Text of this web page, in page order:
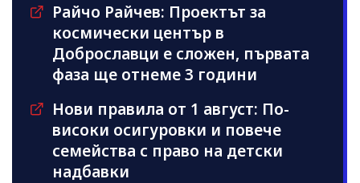
Райчо Райчев: Проектът за
космически център в
Доброславци е сложен, първата
фаза ще отнеме 3 години
Нови правила от 1 август: По-
високи осигуровки и повече
семейства с право на детски
надбавки